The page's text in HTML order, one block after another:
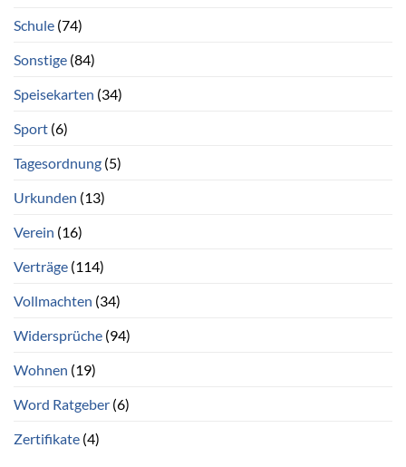
Schule (74)
Sonstige (84)
Speisekarten (34)
Sport (6)
Tagesordnung (5)
Urkunden (13)
Verein (16)
Verträge (114)
Vollmachten (34)
Widersprüche (94)
Wohnen (19)
Word Ratgeber (6)
Zertifikate (4)